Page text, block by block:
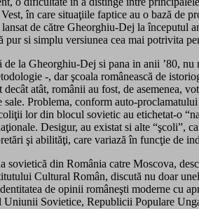
în care situaţiile faptice au o bază de
de către Gheorghiu-Dej la
pur si simplu versiunea cea mai potrivita
la Gheorghiu-Dej si pana in anii ’80,
-, dar şcoala românească de
atât, românii au fost, de asemenea,
Problema, conform auto-
lor din blocul sovietic au etichetat-o
Desigur, au existat si alte “şcoli”,
şi abilităţi, care variază în funcţie de
sovietică din România catre Moscova,
Cultural Român, discută nu doar
de opinii româneşti moderne cu
Uniunii Sovietice, Republicii Populare